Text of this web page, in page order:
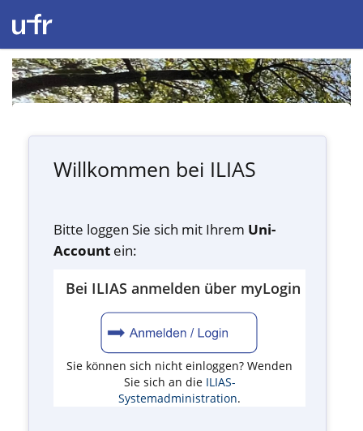
Willkommen bei ILIAS
Bitte loggen Sie sich mit Ihrem Uni-
Account ein:
Bei ILIAS anmelden über myLogin
Sie können sich nicht einloggen? Wenden
Sie sich an die ILIAS-
Systemadministration.